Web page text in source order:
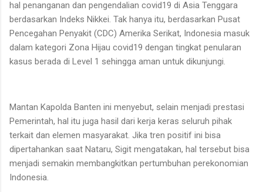
hal penanganan dan pengendalian covid19 di Asia Tenggara
berdasarkan Indeks Nikkei. Tak hanya itu, berdasarkan Pusat
Pencegahan Penyakit (CDC) Amerika Serikat, Indonesia masuk
dalam kategori Zona Hijau covid19 dengan tingkat penularan
kasus berada di Level 1 sehingga aman untuk dikunjungi.
Mantan Kapolda Banten ini menyebut, selain menjadi prestasi
Pemerintah, hal itu juga hasil dari kerja keras seluruh pihak
terkait dan elemen masyarakat. Jika tren positif ini bisa
dipertahankan saat Nataru, Sigit mengatakan, hal tersebut bisa
menjadi semakin membangkitkan pertumbuhan perekonomian
Indonesia.